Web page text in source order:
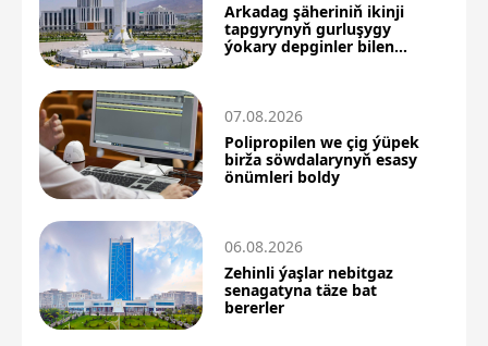
Arkadag şäheriniň ikinji
tapgyrynyň gurluşygy
ýokary depginler bilen
07.08.2026
Polipropilen we çig ýüpek
birža söwdalarynyň esasy
önümleri boldy
06.08.2026
Zehinli ýaşlar nebitgaz
senagatyna täze bat
bererler